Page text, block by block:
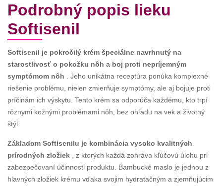
Podrobný popis lieku
Softisenil
Softisenil je pokročilý krém špeciálne navrhnutý na
starostlivosť o pokožku nôh a boj proti nepríjemným
symptómom nôh . Jeho unikátna receptúra ​​ponúka komplexné
riešenie problému, nielen zmierňuje symptómy, ale aj bojuje proti
príčinám ich výskytu. Tento krém sa odporúča každému, kto trpí
rôznymi kožnými problémami nôh, bez ohľadu na vek a životný
štýl.
Základom Softisenilu je kombinácia vysoko kvalitných
prírodných zložiek , z ktorých každá zohráva kľúčovú úlohu pri
zabezpečovaní účinnosti produktu. Bambucké maslo je jednou z
hlavných zložiek krému vďaka svojim hydratačným a zjemňujúcim